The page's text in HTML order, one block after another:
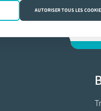
AUTORISER TOUS LES